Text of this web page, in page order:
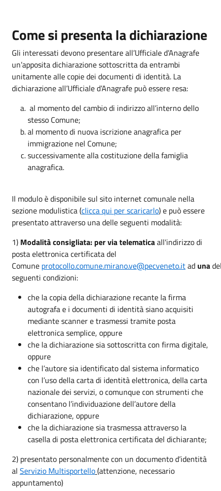
Come si presenta la dichiarazione
Gli interessati devono presentare all’Ufficiale d’Anagrafe
un’apposita dichiarazione sottoscritta da entrambi
unitamente alle copie dei documenti di identità. La
dichiarazione all’Ufficiale d’Anagrafe può essere resa:
al momento del cambio di indirizzo all’interno dello
stesso Comune;
al momento di nuova iscrizione anagrafica per
immigrazione nel Comune;
successivamente alla costituzione della famiglia
anagrafica.
Il modulo è disponibile sul sito internet comunale nella
sezione modulistica (clicca qui per scaricarlo) e può essere
presentato attraverso una delle seguenti modalità:
1) Modalità consigliata: per via telematicaall'indirizzo di
posta elettronica certificata del
Comune protocollo.comune.mirano.ve@pecveneto.itad una
seguenti condizioni:
che la copia della dichiarazione recante la firma
autografa e i documenti di identità siano acquisiti
mediante scanner e trasmessi tramite posta
elettronica semplice, oppure
che la dichiarazione sia sottoscritta con firma digitale,
oppure
che l’autore sia identificato dal sistema informatico
con l’uso della carta di identità elettronica, della carta
nazionale dei servizi, o comunque con strumenti che
consentano l’individuazione dell’autore della
dichiarazione, oppure
che la dichiarazione sia trasmessa attraverso la
casella di posta elettronica certificata del dichiarante;
2) presentato personalmente con un documento d’identità
al Servizio Multisportello(attenzione, necessario
appuntamento)